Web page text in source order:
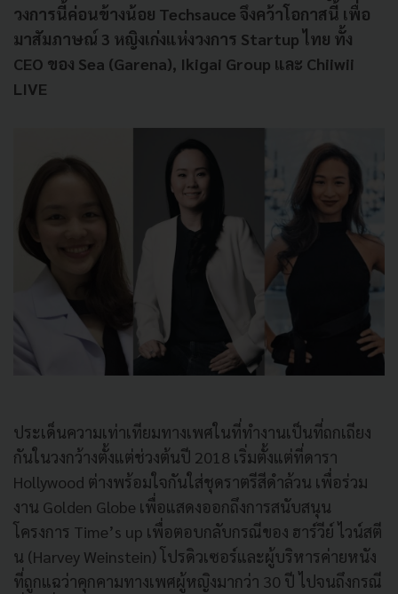
วงการนี้ค่อนข้างน้อย Techsauce จึงคว้าโอกาสนี้ เพื่อ
มาสัมภาษณ์ 3 หญิงเก่งแห่งวงการ Startup ไทย ทั้ง
CEO ของ Sea (Garena), Ikigai Group และ Chiiwii
LIVE
ประเด็นความเท่าเทียมทางเพศในที่ทำงานเป็นที่ถกเถียง
กันในวงกว้างตั้งแต่ช่วงต้นปี 2018 เริ่มตั้งแต่ที่ดารา
Hollywood ต่างพร้อมใจกันใส่ชุดราตรีสีดำล้วน เพื่อร่วม
งาน Golden Globe เพื่อแสดงออกถึงการสนับสนุน
โครงการ Time’s up เพื่อตอบกลับกรณีของ ฮาร์วีย์ ไวน์สตี
น (Harvey Weinstein) โปรดิวเซอร์และผู้บริหารค่ายหนัง
ที่ถูกแฉว่าคุกคามทางเพศผู้หญิงมากว่า 30 ปี ไปจนถึงกรณี